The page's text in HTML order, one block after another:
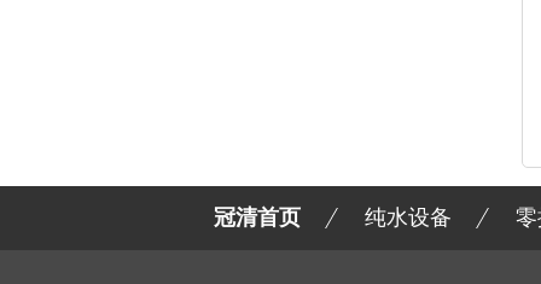
冠清首页 纯水设备